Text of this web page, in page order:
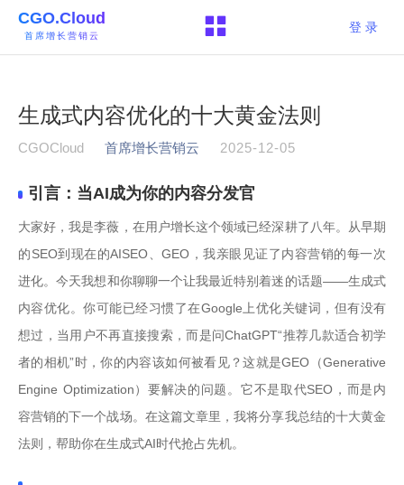
CGO.Cloud
首席增长营销云
登 录
生成式内容优化的十大黄金法则
CGOCloud 首席增长营销云 2025-12-05
引言：当AI成为你的内容分发官
大家好，我是李薇，在用户增长这个领域已经深耕了八年。从早期
的SEO到现在的AISEO、GEO，我亲眼见证了内容营销的每一次
进化。今天我想和你聊聊一个让我最近特别着迷的话题——生成式
内容优化。你可能已经习惯了在Google上优化关键词，但有没有
想过，当用户不再直接搜索，而是问ChatGPT“推荐几款适合初学
者的相机”时，你的内容该如何被看见？这就是GEO（Generative
Engine Optimization）要解决的问题。它不是取代SEO，而是内
容营销的下一个战场。在这篇文章里，我将分享我总结的十大黄金
法则，帮助你在生成式AI时代抢占先机。